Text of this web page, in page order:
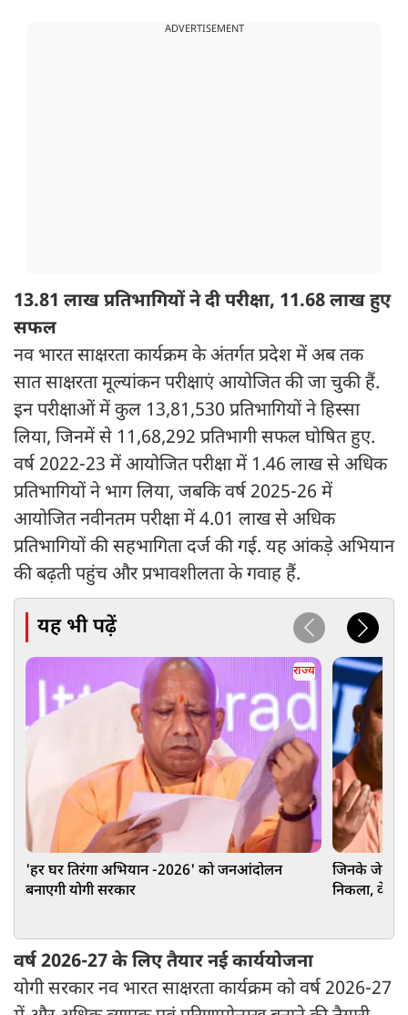
ADVERTISEMENT
13.81 लाख प्रतिभागियों ने दी परीक्षा, 11.68 लाख हुए
सफल
नव भारत साक्षरता कार्यक्रम के अंतर्गत प्रदेश में अब तक
सात साक्षरता मूल्यांकन परीक्षाएं आयोजित की जा चुकी हैं.
इन परीक्षाओं में कुल 13,81,530 प्रतिभागियों ने हिस्सा
लिया, जिनमें से 11,68,292 प्रतिभागी सफल घोषित हुए.
वर्ष 2022-23 में आयोजित परीक्षा में 1.46 लाख से अधिक
प्रतिभागियों ने भाग लिया, जबकि वर्ष 2025-26 में
आयोजित नवीनतम परीक्षा में 4.01 लाख से अधिक
प्रतिभागियों की सहभागिता दर्ज की गई. यह आंकड़े अभियान
की बढ़ती पहुंच और प्रभावशीलता के गवाह हैं.
यह भी पढ़ें
राज्य
'हर घर तिरंगा अभियान -2026' को जनआंदोलन
बनाएगी योगी सरकार
जिनके जेब से
निकला, वे
वर्ष 2026-27 के लिए तैयार नई कार्ययोजना
योगी सरकार नव भारत साक्षरता कार्यक्रम को वर्ष 2026-27